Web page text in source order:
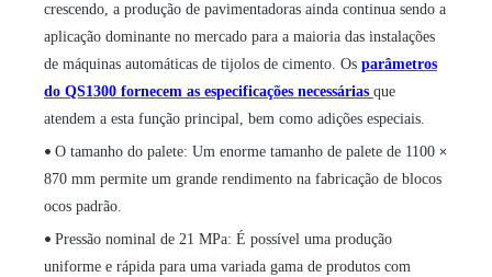
crescendo, a produção de pavimentadoras ainda continua sendo a
aplicação dominante no mercado para a maioria das instalações
de máquinas automáticas de tijolos de cimento. Os parâmetros
do QS1300 fornecem as especificações necessárias que
atendem a esta função principal, bem como adições especiais.
• O tamanho do palete: Um enorme tamanho de palete de 1100 ×
870 mm permite um grande rendimento na fabricação de blocos
ocos padrão.
• Pressão nominal de 21 MPa: É possível uma produção
uniforme e rápida para uma variada gama de produtos com